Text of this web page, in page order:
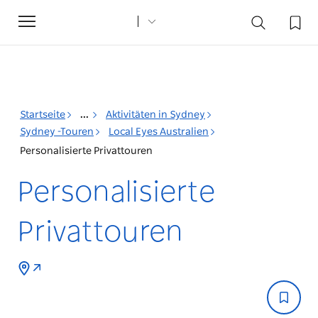
Toggle
navigation
Startseite ...
Aktivitäten in Sydney
Sydney -Touren
Local Eyes Australien
Personalisierte Privattouren
Personalisierte
Privattouren